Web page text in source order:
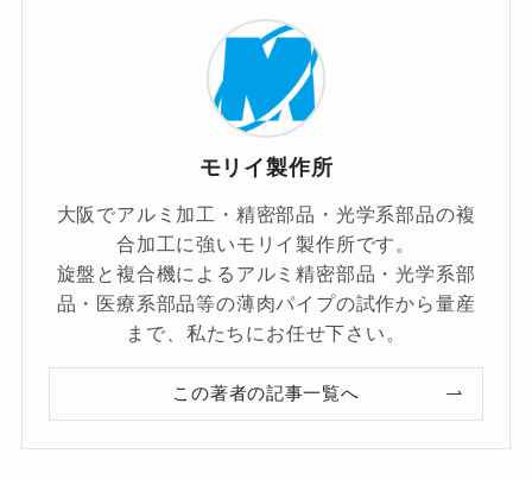
モリイ製作所
大阪でアルミ加工・精密部品・光学系部品の複
合加工に強いモリイ製作所です。
旋盤と複合機によるアルミ精密部品・光学系部
品・医療系部品等の薄肉パイプの試作から量産
まで、私たちにお任せ下さい。
この著者の記事一覧へ